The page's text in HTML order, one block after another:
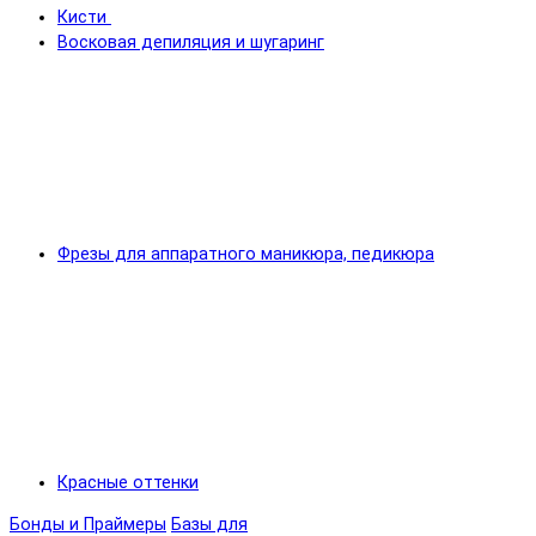
Кисти
Восковая депиляция и шугаринг
Фрезы для аппаратного маникюра, педикюра
Красные оттенки
Бонды и Праймеры Базы для